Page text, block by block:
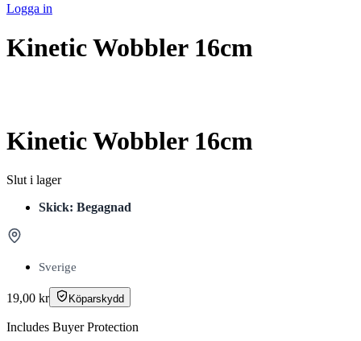
Logga in
Kinetic Wobbler 16cm
Kinetic Wobbler 16cm
Slut i lager
Skick: Begagnad
Sverige
19,00 kr Köparskydd
Includes Buyer Protection